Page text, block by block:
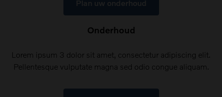
Plan uw onderhoud
Onderhoud
Lorem ipsum 3 dolor sit amet, consectetur adipiscing elit.
Pellentesque vulputate magna sed odio congue aliquam.